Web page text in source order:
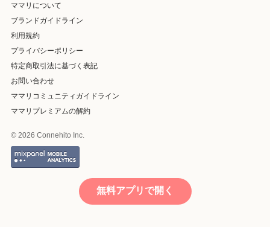
ママリについて
ブランドガイドライン
利用規約
プライバシーポリシー
特定商取引法に基づく表記
お問い合わせ
ママリコミュニティガイドライン
ママリプレミアムの解約
© 2026 Connehito Inc.
無料アプリで開く